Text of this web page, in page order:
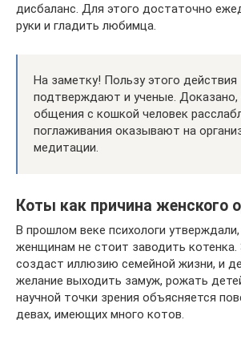
дисбаланс. Для этого достаточно
руки и гладить любимца.
На заметку! Пользу этого действия
подтверждают и ученые.
общения с кошкой человек
поглаживания оказывают на
медитации.
Коты как причина женского
В прошлом веке психологи
женщинам не стоит заводить
создаст иллюзию семейной жизни, и
желание выходить замуж, рожать
научной точки зрения объясняется
девах, имеющих много котов.